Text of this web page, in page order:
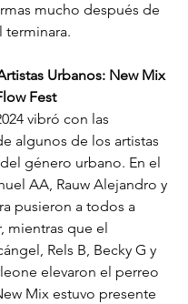
mucho después de
terminara.
Urbanos: New Mix
Fest
vibró con las
algunos de los artistas
género urbano. En el
AA, Rauw Alejandro y
pusieron a todos a
mientras que el
Rels B, Becky G y
elevaron el perreo
Mix estuvo presente